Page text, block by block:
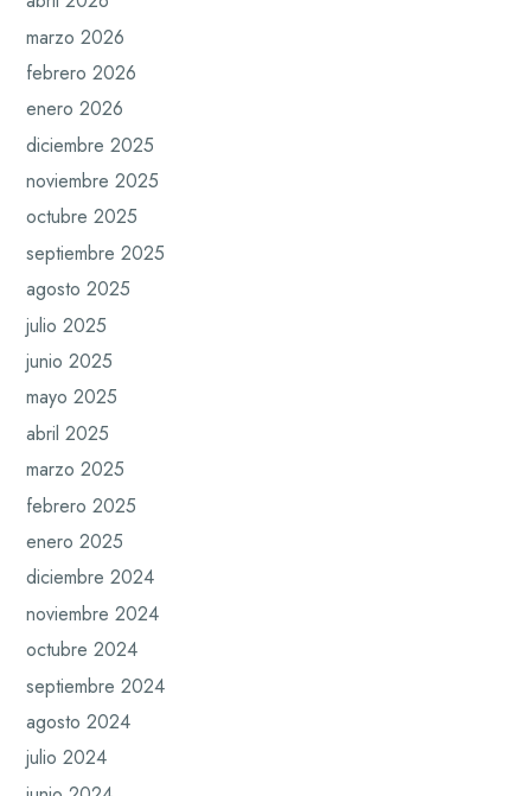
marzo 2026
febrero 2026
enero 2026
diciembre 2025
noviembre 2025
octubre 2025
septiembre 2025
agosto 2025
julio 2025
junio 2025
mayo 2025
abril 2025
marzo 2025
febrero 2025
enero 2025
diciembre 2024
noviembre 2024
octubre 2024
septiembre 2024
agosto 2024
julio 2024